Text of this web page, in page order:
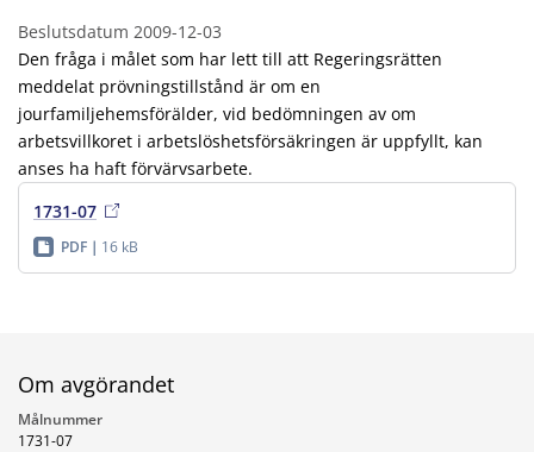
Beslutsdatum 2009-12-03
Den fråga i målet som har lett till att Regeringsrätten
meddelat prövningstillstånd är om en
jourfamiljehemsförälder, vid bedömningen av om
arbetsvillkoret i arbetslöshetsförsäkringen är uppfyllt, kan
anses ha haft förvärvsarbete.
1731-07
PDF 16 kB
Om avgörandet
Målnummer
1731-07